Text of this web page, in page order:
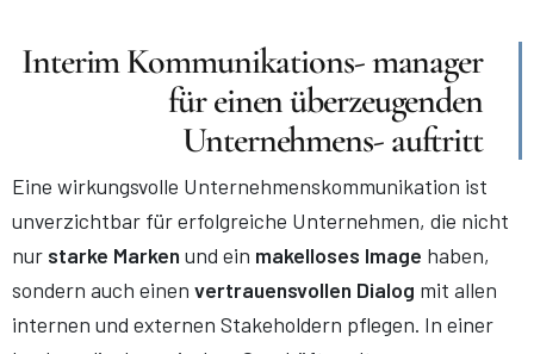
Interim Kommunikations- manager
für einen überzeugenden
Unternehmens- auftritt
Eine wirkungsvolle Unternehmenskommunikation ist
unverzichtbar für erfolgreiche Unternehmen, die nicht
nur starke Marken und ein makelloses Image haben,
sondern auch einen vertrauensvollen Dialog mit allen
internen und externen Stakeholdern pflegen. In einer